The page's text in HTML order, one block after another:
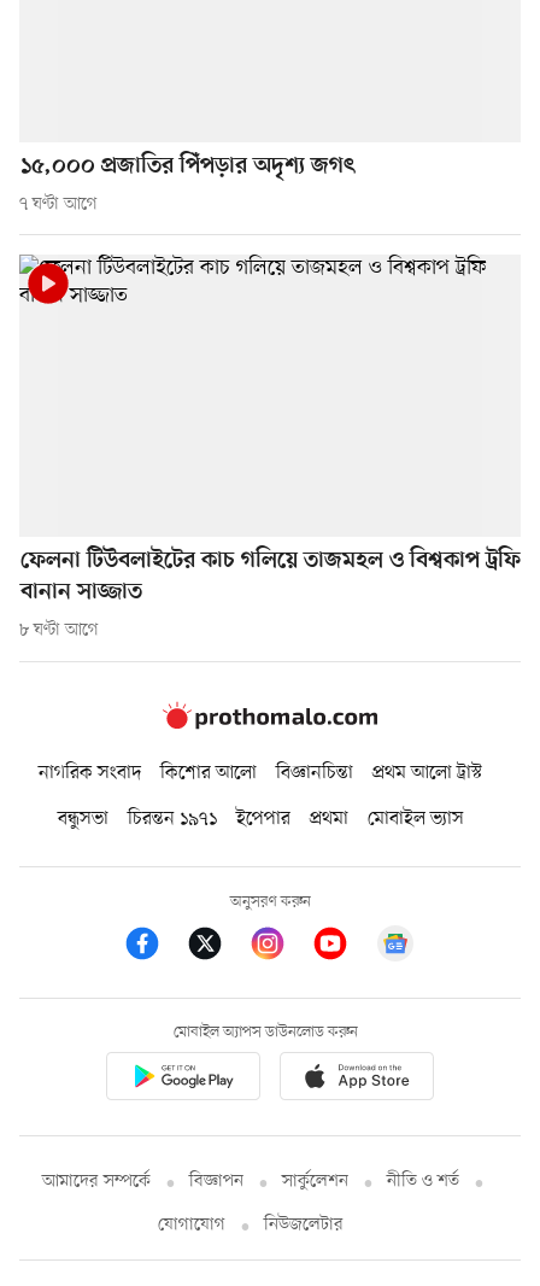
১৫,০০০ প্রজাতির পিঁপড়ার অদৃশ্য জগৎ
৭ ঘণ্টা আগে
ফেলনা টিউবলাইটের কাচ গলিয়ে তাজমহল ও বিশ্বকাপ ট্রফি
বানান সাজ্জাত
৮ ঘণ্টা আগে
নাগরিক সংবাদ কিশোর আলো বিজ্ঞানচিন্তা
প্রথম আলো ট্রাস্ট
বন্ধুসভা
চিরন্তন ১৯৭১ ইপেপার প্রথমা মোবাইল ভ্যাস
অনুসরণ করুন
মোবাইল অ্যাপস ডাউনলোড করুন
আমাদের সম্পর্কে বিজ্ঞাপন সার্কুলেশন
নীতি ও শর্ত
যোগাযোগ
নিউজলেটার